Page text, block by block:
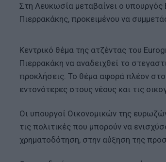
Στη Λευκωσία μεταβαίνει ο υπουργός
Πιερρακάκης, προκειμένου να
Κεντρικό θέμα της ατζέντας του
Πιερρακάκη να αναδειχθεί το
προκλήσεις. Το θέμα αφορά πλέον
εντονότερες στους νέους και τις
Οι υπουργοί Οικονομικών της
τις πολιτικές που μπορούν να
χρηματοδότηση, στην αύξηση της